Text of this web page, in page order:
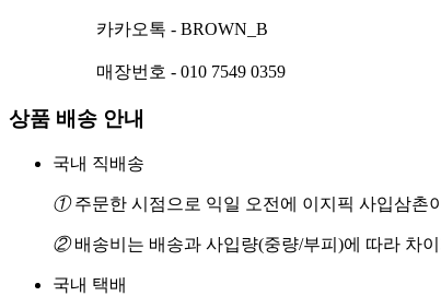
카카오톡 - BROWN_B
매장번호 - 010 7549 0359
상품 배송 안내
국내 직배송
①주문한 시점으로 익일 오전에 이지픽 사입삼촌
②배송비는 배송과 사입량(중량/부피)에 따라 차
국내 택배